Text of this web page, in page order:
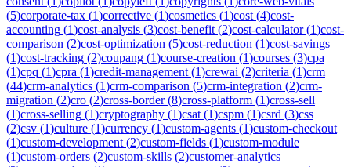
(5)corporate-tax (1)corrective (1)cosmetics (1)cost (4)cost-
accounting (1)cost-analysis (3)cost-benefit (2)cost-calculator(1)cost-
comparison (2)cost-optimization (5)cost-reduction (1)cost-savings
(1)cost-tracking (2)coupang (1)course-creation (1)courses (3)cpa
(1)cpq (1)cpra (1)credit-management (1)crewai (2)criteria (1)crm
(44)crm-analytics (1)crm-comparison (5)crm-integration (2)crm-
migration (2)cro (2)cross-border(8)cross-platform (1)cross-sell
(1)cross-selling (1)cryptography (1)csat (1)cspm (1)csrd (3)css
(2)csv (1)culture (1)currency (1)custom-agents (1)custom-checkout
(1)custom-development (2)custom-fields (1)custom-module
(1)custom-orders (2)custom-skills (2)customer-analytics